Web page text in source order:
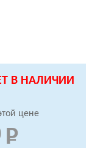
В НАЛИЧИИ
цене